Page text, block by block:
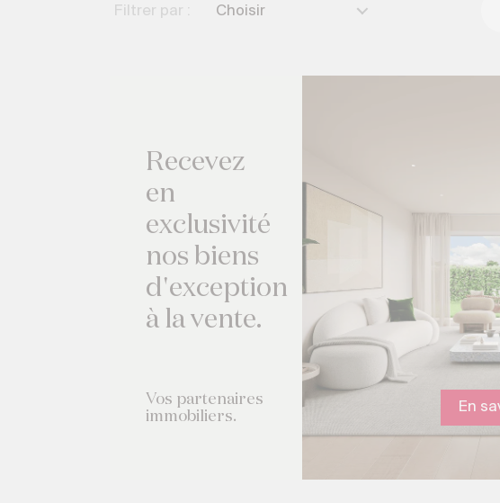
Filtrer par : Choisir
Recevez
en
exclusivité
nos biens
d'exception
à la vente.
Vos partenaires
immobiliers.
En